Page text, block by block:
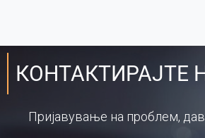
КОНТАКТИРАЈТЕ
Пријавување на проблем,